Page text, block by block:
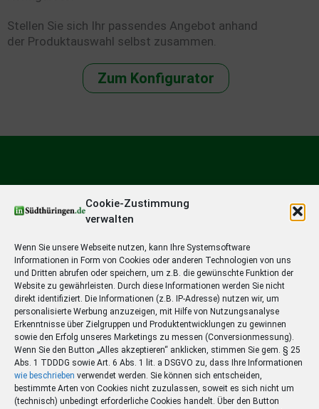
Cookie-Zustimmung
verwalten
Wenn Sie unsere Webseite nutzen, kann Ihre Systemsoftware
Informationen in Form von Cookies oder anderen Technologien von uns
und Dritten abrufen oder speichern, um z.B. die gewünschte Funktion der
Website zu gewährleisten. Durch diese Informationen werden Sie nicht
direkt identifiziert. Die Informationen (z.B. IP-Adresse) nutzen wir, um
personalisierte Werbung anzuzeigen, mit Hilfe von Nutzungsanalyse
Erkenntnisse über Zielgruppen und Produktentwicklungen zu gewinnen
sowie den Erfolg unseres Marketings zu messen (Conversionmessung).
Wenn Sie den Button „Alles akzeptieren“ anklicken, stimmen Sie gem. § 25
Abs. 1 TDDDG sowie Art. 6 Abs. 1 lit. a DSGVO zu, dass Ihre Informationen
wie beschrieben verwendet werden. Sie können sich entscheiden,
bestimmte Arten von Cookies nicht zuzulassen, soweit es sich nicht um
(technisch) unbedingt erforderliche Cookies handelt. Über den Button
Stellen Sie sich Ihr passendes Angebot anhand
der Produktauswahl selbst zusammen.
Zum Konfigurator